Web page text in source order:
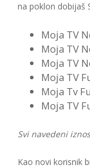
na poklon dobijaš
Moja TV
Moja TV
Moja TV
Moja TV
Moja Tv
Moja TV
Svi navedeni
Kao novi korisnik